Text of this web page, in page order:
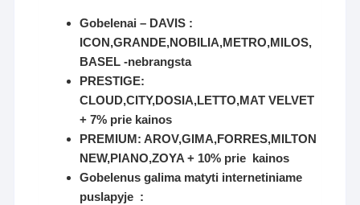
Gobelenai – DAVIS :
ICON,GRANDE,NOBILIA,METRO,MILOS,
BASEL -nebrangsta
PRESTIGE:
CLOUD,CITY,DOSIA,LETTO,MAT VELVET
+ 7% prie kainos
PREMIUM: AROV,GIMA,FORRES,MILTON
NEW,PIANO,ZOYA + 10% prie kainos
Gobelenus galima matyti internetiniame
puslapyje :